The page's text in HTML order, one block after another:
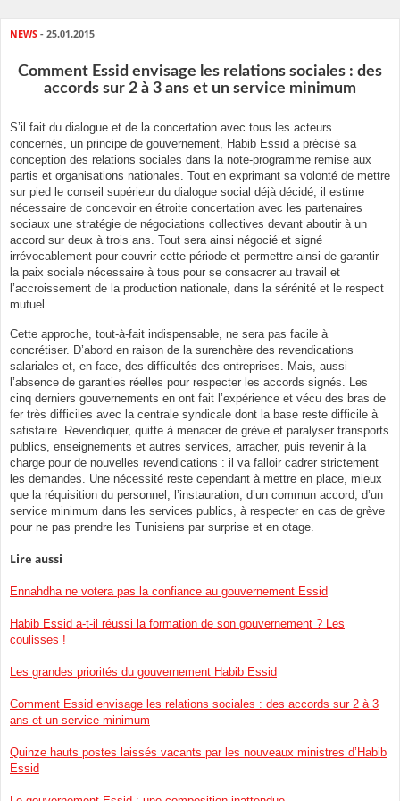
NEWS - 25.01.2015
Comment Essid envisage les relations sociales : des
accords sur 2 à 3 ans et un service minimum
S’il fait du dialogue et de la concertation avec tous les acteurs
concernés, un principe de gouvernement, Habib Essid a précisé sa
conception des relations sociales dans la note-programme remise aux
partis et organisations nationales. Tout en exprimant sa volonté de mettre
sur pied le conseil supérieur du dialogue social déjà décidé, il estime
nécessaire de concevoir en étroite concertation avec les partenaires
sociaux une stratégie de négociations collectives devant aboutir à un
accord sur deux à trois ans. Tout sera ainsi négocié et signé
irrévocablement pour couvrir cette période et permettre ainsi de garantir
la paix sociale nécessaire à tous pour se consacrer au travail et
l’accroissement de la production nationale, dans la sérénité et le respect
mutuel.
Cette approche, tout-à-fait indispensable, ne sera pas facile à
concrétiser. D’abord en raison de la surenchère des revendications
salariales et, en face, des difficultés des entreprises. Mais, aussi
l’absence de garanties réelles pour respecter les accords signés. Les
cinq derniers gouvernements en ont fait l’expérience et vécu des bras de
fer très difficiles avec la centrale syndicale dont la base reste difficile à
satisfaire. Revendiquer, quitte à menacer de grève et paralyser transports
publics, enseignements et autres services, arracher, puis revenir à la
charge pour de nouvelles revendications : il va falloir cadrer strictement
les demandes. Une nécessité reste cependant à mettre en place, mieux
que la réquisition du personnel, l’instauration, d’un commun accord, d’un
service minimum dans les services publics, à respecter en cas de grève
pour ne pas prendre les Tunisiens par surprise et en otage.
Lire aussi
Ennahdha ne votera pas la confiance au gouvernement Essid
Habib Essid a-t-il réussi la formation de son gouvernement ? Les
coulisses !
Les grandes priorités du gouvernement Habib Essid
Comment Essid envisage les relations sociales : des accords sur 2 à 3
ans et un service minimum
Quinze hauts postes laissés vacants par les nouveaux ministres d’Habib
Essid